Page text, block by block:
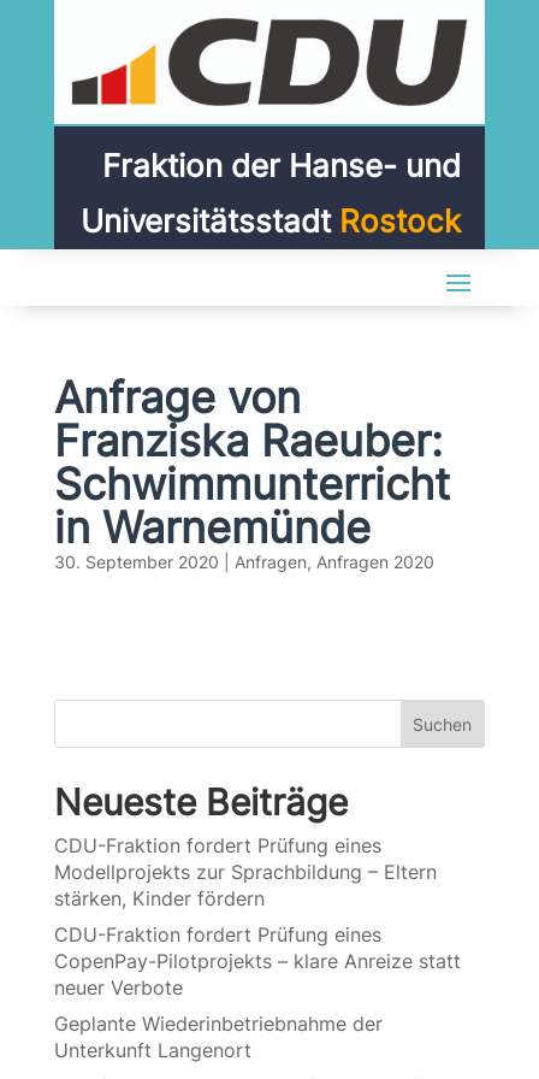
Fraktion der Hanse- und
Universitätsstadt Rostock
Anfrage von
Franziska Raeuber:
Schwimmunterricht
in Warnemünde
30. September 2020 Anfragen, Anfragen 2020
Suchen
Neueste Beiträge
CDU-Fraktion fordert Prüfung eines
Modellprojekts zur Sprachbildung – Eltern
stärken, Kinder fördern
CDU-Fraktion fordert Prüfung eines
CopenPay-Pilotprojekts – klare Anreize statt
neuer Verbote
Geplante Wiederinbetriebnahme der
Unterkunft Langenort